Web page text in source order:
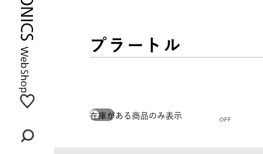
プラートル
在庫がある商品のみ表示